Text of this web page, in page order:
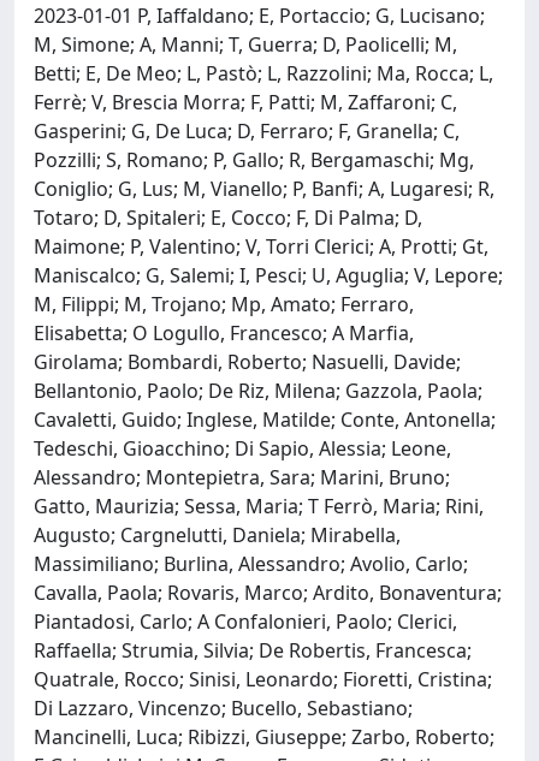
2023-01-01 P, Iaffaldano; E, Portaccio; G, Lucisano;
M, Simone; A, Manni; T, Guerra; D, Paolicelli; M,
Betti; E, De Meo; L, Pastò; L, Razzolini; Ma, Rocca; L,
Ferrè; V, Brescia Morra; F, Patti; M, Zaffaroni; C,
Gasperini; G, De Luca; D, Ferraro; F, Granella; C,
Pozzilli; S, Romano; P, Gallo; R, Bergamaschi; Mg,
Coniglio; G, Lus; M, Vianello; P, Banfi; A, Lugaresi; R,
Totaro; D, Spitaleri; E, Cocco; F, Di Palma; D,
Maimone; P, Valentino; V, Torri Clerici; A, Protti; Gt,
Maniscalco; G, Salemi; I, Pesci; U, Aguglia; V, Lepore;
M, Filippi; M, Trojano; Mp, Amato; Ferraro,
Elisabetta; O Logullo, Francesco; A Marfia,
Girolama; Bombardi, Roberto; Nasuelli, Davide;
Bellantonio, Paolo; De Riz, Milena; Gazzola, Paola;
Cavaletti, Guido; Inglese, Matilde; Conte, Antonella;
Tedeschi, Gioacchino; Di Sapio, Alessia; Leone,
Alessandro; Montepietra, Sara; Marini, Bruno;
Gatto, Maurizia; Sessa, Maria; T Ferrò, Maria; Rini,
Augusto; Cargnelutti, Daniela; Mirabella,
Massimiliano; Burlina, Alessandro; Avolio, Carlo;
Cavalla, Paola; Rovaris, Marco; Ardito, Bonaventura;
Piantadosi, Carlo; A Confalonieri, Paolo; Clerici,
Raffaella; Strumia, Silvia; De Robertis, Francesca;
Quatrale, Rocco; Sinisi, Leonardo; Fioretti, Cristina;
Di Lazzaro, Vincenzo; Bucello, Sebastiano;
Mancinelli, Luca; Ribizzi, Giuseppe; Zarbo, Roberto;